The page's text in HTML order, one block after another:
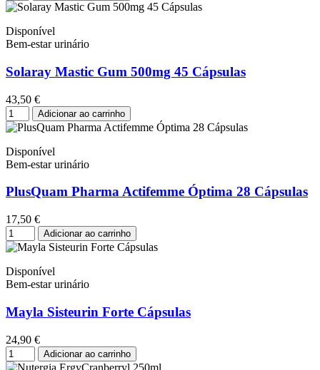
Disponível
Bem-estar urinário
Solaray Mastic Gum 500mg 45 Cápsulas
43,50 €
Adicionar ao carrinho
Disponível
Bem-estar urinário
PlusQuam Pharma Actifemme Óptima 28 Cápsulas
17,50 €
Adicionar ao carrinho
Disponível
Bem-estar urinário
Mayla Sisteurin Forte Cápsulas
24,90 €
Adicionar ao carrinho